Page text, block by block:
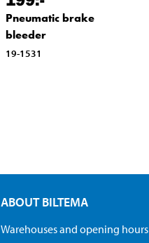
Pneumatic brake
bleeder
19-1531
ABOUT BILTEMA
Warehouses and opening hours